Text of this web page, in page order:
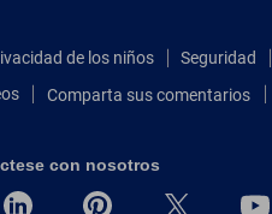
de los niños Seguridad
Comparta sus comentarios
con nosotros